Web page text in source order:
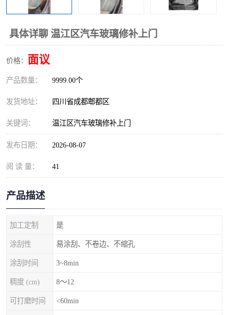
具体详聊 温江区汽车玻璃修补上门
价格： 面议
产品数量： 9999.00个
发货地址： 四川省成都郫都区
关键词： 温江区汽车玻璃修补上门
发布日期： 2026-08-07
阅 读 量： 41
产品描述
加工定制 是
涂刮性 易涂刮、不卷边、不缩孔
涂刮时间 3~8min
稠度 (cm) 8～12
可打磨时间 <60min